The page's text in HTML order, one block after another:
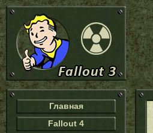
Главная
Fallout 4